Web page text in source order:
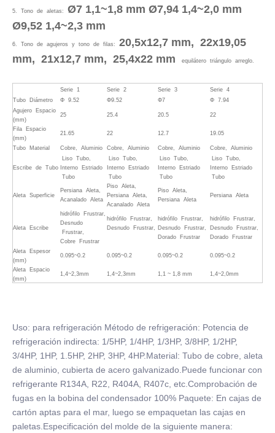
5. Tono de aletas: Ø7 1,1~1,8 mm Ø7,94 1,4~2,0 mm
Ø9,52 1,4~2,3 mm
6. Tono de agujeros y tono de filas: 20,5x12,7 mm, 22x19,05
mm, 21x12,7 mm, 25,4x22 mm
equilátero triángulo arreglo.
Serie 1 Serie 2 Serie 3
Serie 4
Tubo Diámetro
Φ 9.52 Φ9.52 Φ7
Φ 7.94
Agujero Espacio
(mm)
25 25.4 20.5 22
Fila Espacio
(mm)
21.65 22 12.7 19.05
Tubo Material Cobre, Aluminio Cobre, Aluminio Cobre, Aluminio Cobre, Aluminio
Escribe de Tubo
Liso Tubo,
Interno Estriado
Tubo
Liso Tubo,
Interno Estriado
Tubo
Liso Tubo,
Interno Estriado
Tubo
Liso Tubo,
Interno Estriado
Tubo
Aleta Superficie
Persiana Aleta,
Acanalado Aleta
Piso Aleta,
Persiana Aleta,
Acanalado Aleta
Piso Aleta,
Persiana Aleta
Persiana Aleta
Aleta Escribe
hidrófilo Frustrar,
Desnudo
Frustrar,
Cobre Frustrar
hidrófilo Frustrar,
Desnudo Frustrar,
hidrófilo Frustrar,
Desnudo Frustrar,
Dorado Frustrar
hidrófilo Frustrar,
Desnudo Frustrar,
Dorado Frustrar
Aleta Espesor
(mm)
0.095~0.2 0.095~0.2 0.095~0.2 0.095~0.2
Aleta Espacio
(mm)
1,4~2,3mm 1,4~2,3mm 1,1 ~ 1,8 mm 1,4~2,0mm
Uso: para refrigeración Método de refrigeración: Potencia de
refrigeración indirecta: 1/5HP, 1/4HP, 1/3HP, 3/8HP, 1/2HP,
3/4HP, 1HP, 1.5HP, 2HP, 3HP, 4HP.Material: Tubo de cobre, aleta
de aluminio, cubierta de acero galvanizado.Puede funcionar con
refrigerante R134A, R22, R404A, R407c, etc.Comprobación de
fugas en la bobina del condensador 100% Paquete: En cajas de
cartón aptas para el mar, luego se empaquetan las cajas en
paletas.Especificación del molde de la siguiente manera: